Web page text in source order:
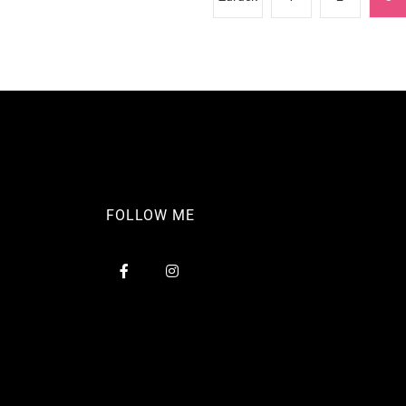
FOLLOW ME